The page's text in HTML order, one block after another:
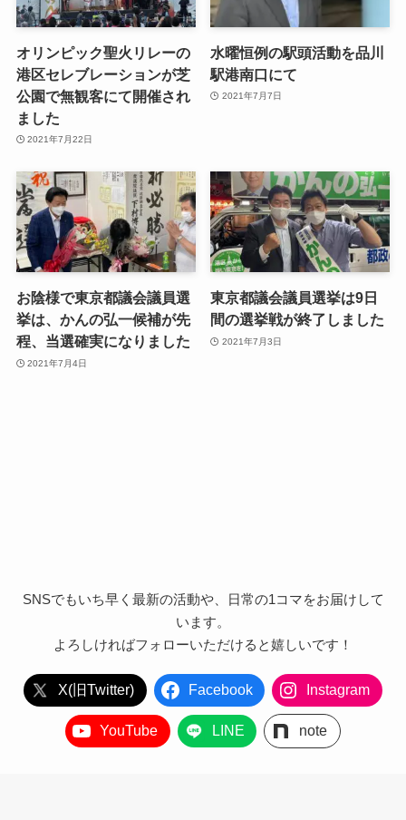
オリンピック聖火リレーの
港区セレブレーションが芝
公園で無観客にて開催され
ました
2021年7月22日
水曜恒例の駅頭活動を品川
駅港南口にて
2021年7月7日
お陰様で東京都議会議員選
挙は、かんの弘一候補が先
程、当選確実になりました
2021年7月4日
東京都議会議員選挙は9日
間の選挙戦が終了しました
2021年7月3日
SNSでもいち早く最新の活動や、日常の1コマをお届けして
います。
よろしければフォローいただけると嬉しいです！
X(旧Twitter) Facebook Instagram
YouTube LINE note